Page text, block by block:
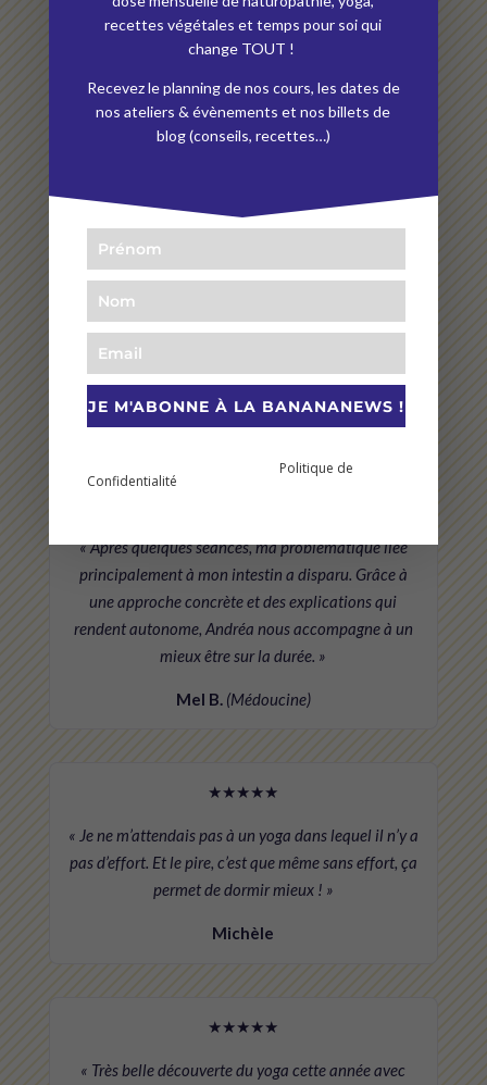
: au-delà de ses compétences en naturopathie, elle
veut véritablement votre bien. Un singulier mélange
Virginie P.(Médoucine)
★★★★★
« Un super studio de yoga. Que vous soyez
débutant(e) ou confirmé(e), Andrea nous fait
découvrir la pratique avec professionnalisme,
sourire et bienveillance. Un vrai bonheur de venir
Martine
« Après quelques séances, ma problématique liée
principalement à mon intestin a disparu. Grâce à
une approche concrète et des explications qui
rendent autonome, Andréa nous accompagne à un
mieux être sur la durée. »
Mel B. (Médoucine)
★★★★★
« Je ne m’attendais pas à un yoga dans lequel il n’y a
pas d’effort. Et le pire, c’est que même sans effort, ça
permet de dormir mieux ! »
Michèle
★★★★★
« Très belle découverte du yoga cette année avec
recettes végétales et temps pour soi qui
change TOUT !
Recevez le planning de nos cours, les dates de
nos ateliers & évènements et nos billets de
blog (conseils, recettes…)
JE M'ABONNE À LA BANANANEWS !
Politique de
Confidentialité